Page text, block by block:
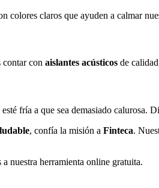
colores claros que ayuden a calmar
contar con aislantes acústicos de
fría a que sea demasiado calurosa.
, confía la misión a Finteca.
a nuestra herramienta online gratuita.